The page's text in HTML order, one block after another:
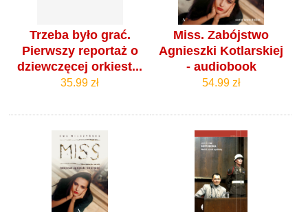
Trzeba było grać.
Pierwszy reportaż o
dziewczęcej orkiest...
35.99 zł
Miss. Zabójstwo
Agnieszki Kotlarskiej
- audiobook
54.99 zł